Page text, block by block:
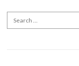
Search for: